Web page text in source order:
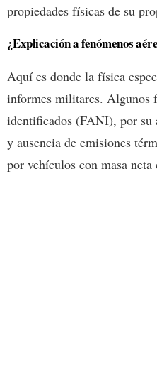
propiedades físicas de su
¿Explicación a fenómenos
Aquí es donde la física
informes militares. Algunos
identificados (FANI), por
y ausencia de emisiones
por vehículos con masa neta